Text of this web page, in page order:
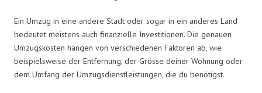
Ein Umzug in eine andere Stadt oder sogar in ein anderes Land
bedeutet meistens auch finanzielle Investitionen. Die genauen
Umzugskosten hängen von verschiedenen Faktoren ab, wie
beispielsweise der Entfernung, der Grösse deiner Wohnung oder
dem Umfang der Umzugsdienstleistungen, die du benötigst.